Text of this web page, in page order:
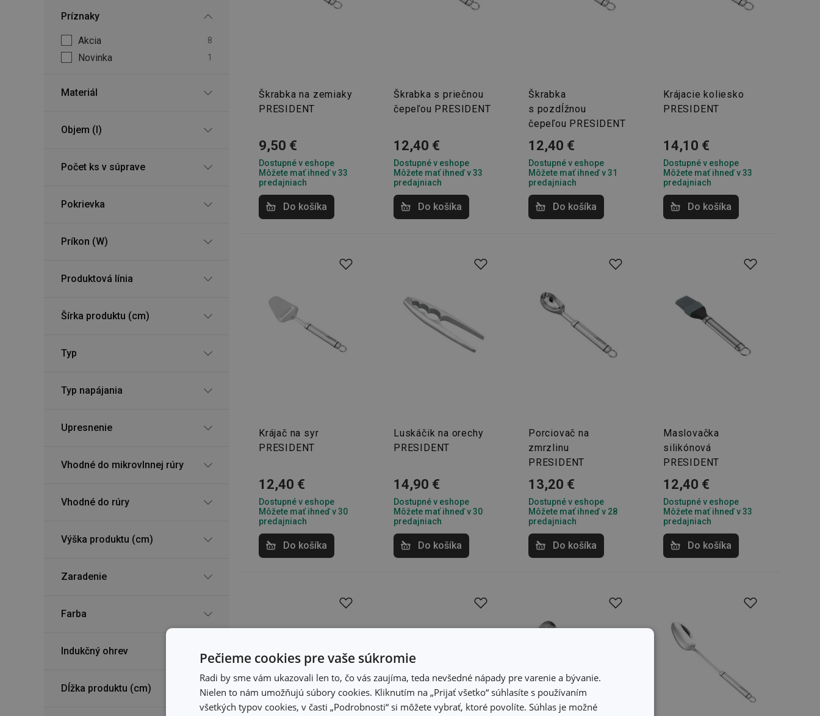
Príznaky
Akcia 8
Novinka 1
Materiál
Objem (l)
Počet ks v súprave
Pokrievka
Príkon (W)
Produktová línia
Šírka produktu (cm)
Typ
Typ napájania
Upresnenie
Vhodné do mikrovlnnej rúry
Vhodné do rúry
Výška produktu (cm)
Zaradenie
Farba
Indukčný ohrev
Dĺžka produktu (cm)
Škrabka na zemiaky
PRESIDENT
9,50 €
Dostupné v eshope
Môžete mať ihneď v 33
predajniach
Do košíka
Škrabka s priečnou
čepeľou PRESIDENT
12,40 €
Dostupné v eshope
Môžete mať ihneď v 33
predajniach
Do košíka
Škrabka
s pozdĺžnou
čepeľou PRESIDENT
12,40 €
Dostupné v eshope
Môžete mať ihneď v 31
predajniach
Do košíka
Krájacie koliesko
PRESIDENT
14,10 €
Dostupné v eshope
Môžete mať ihneď v 33
predajniach
Do košíka
Krájač na syr
PRESIDENT
12,40 €
Dostupné v eshope
Môžete mať ihneď v 30
predajniach
Do košíka
Luskáčik na orechy
PRESIDENT
14,90 €
Dostupné v eshope
Môžete mať ihneď v 30
predajniach
Do košíka
Porciovač na
zmrzlinu
PRESIDENT
13,20 €
Dostupné v eshope
Môžete mať ihneď v 28
predajniach
Do košíka
Maslovačka
silikónová
PRESIDENT
12,40 €
Dostupné v eshope
Môžete mať ihneď v 33
predajniach
Do košíka
Pečieme cookies pre vaše súkromie
Radi by sme vám ukazovali len to, čo vás zaujíma, teda nevšedné nápady pre varenie a bývanie.
Nielen to nám umožňujú súbory cookies. Kliknutím na „Prijať všetko“ súhlasíte s používaním
všetkých typov cookies, v časti „Podrobnosti“ si môžete vybrať, ktoré povolíte. Súhlas je možné